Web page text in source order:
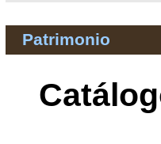
Patrimonio